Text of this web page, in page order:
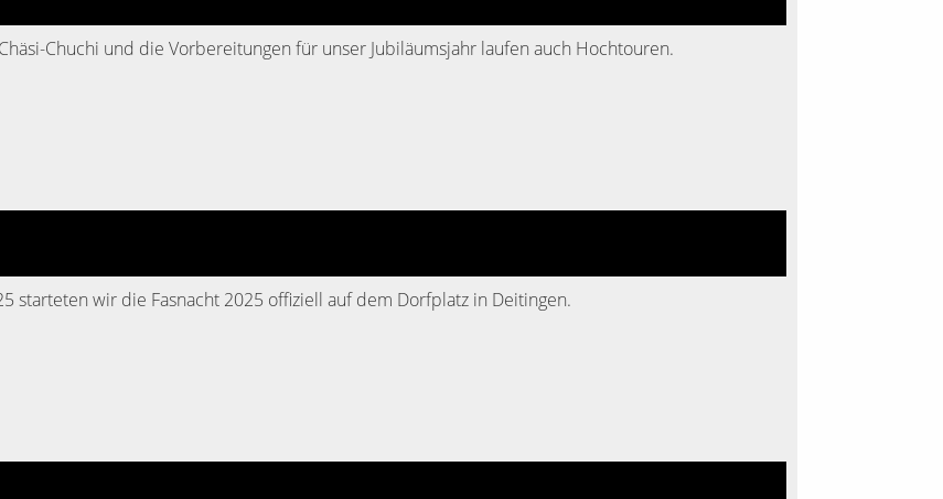
Chuchi und die Vorbereitungen für unser Jubiläumsjahr laufen auch Hochtouren.
starteten wir die Fasnacht 2025 offiziell auf dem Dorfplatz in Deitingen.